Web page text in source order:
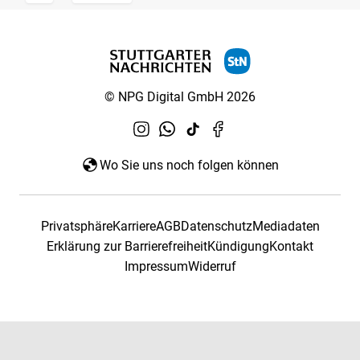
© NPG Digital GmbH 2026
Wo Sie uns noch folgen können
PrivatsphäreKarriereAGBDatenschutzMediadaten
Erklärung zur BarrierefreiheitKündigungKontakt
ImpressumWiderruf